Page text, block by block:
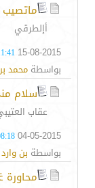
ماتصيب
أإلطرقي
15-08-2015
PM
بواسطةمحمد
سلام
عقاب
04-05-2015
PM
بواسطة بن وارد